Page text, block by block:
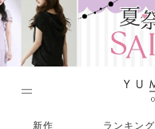
ス
キ
ッ
プ
新作 ランキング